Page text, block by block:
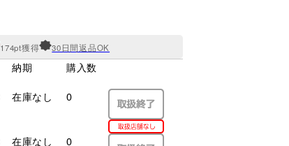
174pt獲得 30日間返品OK
納期
購入数
在庫なし 0
在庫なし 0